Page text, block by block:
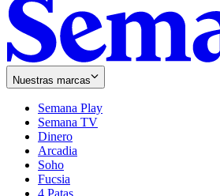
Nuestras marcas
Semana Play
Semana TV
Dinero
Arcadia
Soho
in
Fucsia